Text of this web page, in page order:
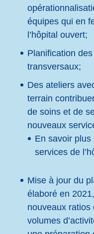
équipes qui en
l’hôpital ouvert;
Planification
transversaux;
Des ateliers
terrain
de soins et de
nouveaux
En savoir plus
services de
Mise à jour du
élaboré en
nouveaux ratios
volumes